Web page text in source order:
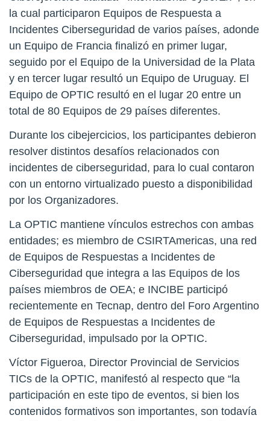
la cual participaron Equipos de Respuesta a
Incidentes Ciberseguridad de varios países, adonde
un Equipo de Francia finalizó en primer lugar,
seguido por el Equipo de la Universidad de la Plata
y en tercer lugar resultó un Equipo de Uruguay. El
Equipo de OPTIC resultó en el lugar 20 entre un
total de 80 Equipos de 29 países diferentes.
Durante los cibejercicios, los participantes debieron
resolver distintos desafíos relacionados con
incidentes de ciberseguridad, para lo cual contaron
con un entorno virtualizado puesto a disponibilidad
por los Organizadores.
La OPTIC mantiene vínculos estrechos con ambas
entidades; es miembro de CSIRTAmericas, una red
de Equipos de Respuestas a Incidentes de
Ciberseguridad que integra a las Equipos de los
países miembros de OEA; e INCIBE participó
recientemente en Tecnap, dentro del Foro Argentino
de Equipos de Respuestas a Incidentes de
Ciberseguridad, impulsado por la OPTIC.
Víctor Figueroa, Director Provincial de Servicios
TICs de la OPTIC, manifestó al respecto que “la
participación en este tipo de eventos, si bien los
contenidos formativos son importantes, son todavía